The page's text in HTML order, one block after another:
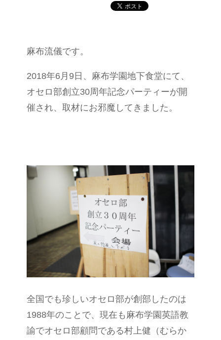
麻布流儀です。
2018年6月9日、麻布学園地下食堂にて、
オセロ部創立30周年記念パーティーが開
催され、取材にお邪魔してきました。
全国でも珍しいオセロ部が創部したのは
1988年のことで、現在も麻布学園英語教
諭でオセロ部顧問である村上健（むらか